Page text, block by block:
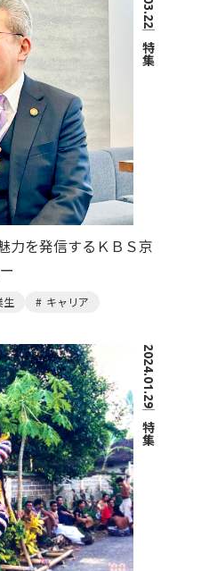
特集
力を発信するＫＢＳ京
生
キャリア
2024.01.29
特集